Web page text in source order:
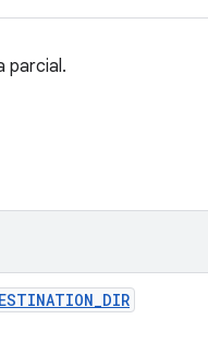
parcial.
_DIR